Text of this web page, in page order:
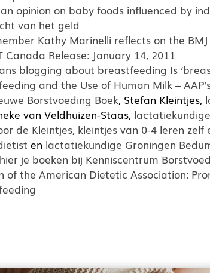
opinion on baby foods influenced by
van het geld
Kathy Marinelli reflects on the
Canada Release: January 14, 2011
blogging about breastfeeding Is
and the Use of Human Milk –
Borstvoeding Boek, Stefan Kleintjes,
van Veldhuizen-Staas,
de Kleintjes, kleintjes van 0-4 leren zelf
en lactatiekundige Groningen
je boeken bij Kenniscentrum
of the American Dietetic Association: